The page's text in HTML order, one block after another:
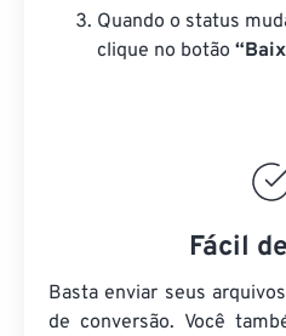
Quando o status
clique no botão
Fácil
Basta enviar seus
de conversão. Você